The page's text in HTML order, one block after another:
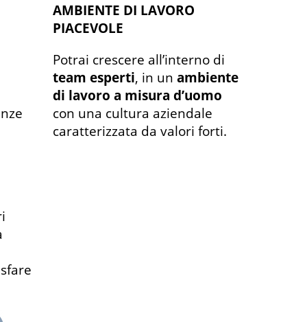
AMBIENTE DI LAVORO
PIACEVOLE
Potrai crescere all’interno di
team esperti, in unambiente
di lavoro a misura d’uomo
con una cultura aziendale
caratterizzata da valori forti.